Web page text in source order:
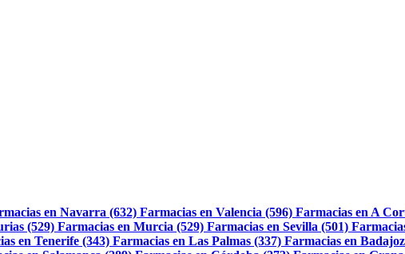
en Navarra (632) Farmacias en Valencia (596) Farmacias en A
(529) Farmacias en Murcia (529) Farmacias en Sevilla (501)
en Tenerife (343) Farmacias en Las Palmas (337) Farmacias en